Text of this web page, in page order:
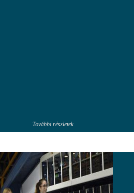
További részletek